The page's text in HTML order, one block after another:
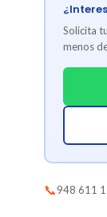
Solicita
menos
📞948 611